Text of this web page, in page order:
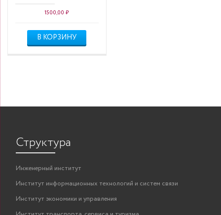
1500,00₽
В КОРЗИНУ
Структура
Инженерный институт
Институт информационных технологий и систем связи
Институт экономики и управления